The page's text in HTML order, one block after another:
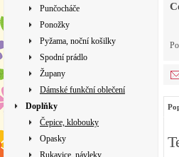
Punčocháče
Ponožky
Pyžama, noční košilky
Spodní prádlo
Župany
Dámské funkční oblečení
Doplňky
Čepice, klobouky
Opasky
Rukavice, návleky